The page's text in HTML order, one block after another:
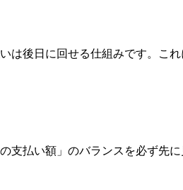
は後日に回せる仕組みです。こ
支払い額」のバランスを必ず先